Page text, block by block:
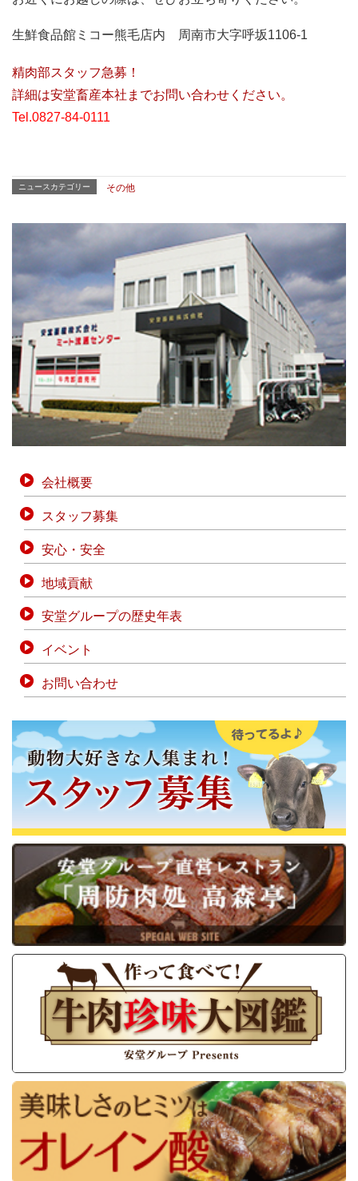
生鮮食品館ミコー熊毛店内 周南市大字呼坂1106-1
精肉部スタッフ急募！
詳細は安堂畜産本社までお問い合わせください。
Tel.0827-84-0111
ニュースカテゴリー その他
会社概要
スタッフ募集
安心・安全
地域貢献
安堂グループの歴史年表
イベント
お問い合わせ